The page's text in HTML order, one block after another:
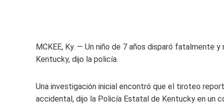
MCKEE, Ky. — Un niño de 7 años disparó fatalmente
Kentucky, dijo la policía.
Una investigación inicial encontró que el tiroteo
accidental, dijo la Policía Estatal de Kentucky en un